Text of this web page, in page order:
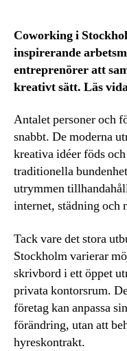
Coworking i
inspirerande
entreprenörer att
kreativt sätt. Läs
Antalet personer och
snabbt. De moderna
kreativa idéer föds
traditionella
utrymmen
internet, städning och
Tack vare det stora
Stockholm varierar
skrivbord i ett öppet
privata kontorsrum.
företag kan anpassa
förändring, utan att
hyreskontrakt.